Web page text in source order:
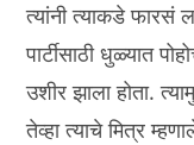
त्यांनी त्याकडे फारसं
पार्टीसाठी धुळ्यात
उशीर झाला होता.
तेव्हा त्याचे मित्र